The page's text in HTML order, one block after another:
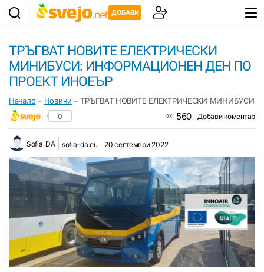
ДОБАВИ
ТРЪГВАТ НОВИТЕ ЕЛЕКТРИЧЕСКИ
МИНИБУСИ: ИНФОРМАЦИОНЕН ДЕН ПО
ПРОЕКТ ИНОЕЪР
Начало – Новини –ТРЪГВАТ НОВИТЕ ЕЛЕКТРИЧЕСКИ
0 560 Добави коментар
Sofia_DA sofia-da.eu 20 септември 2022